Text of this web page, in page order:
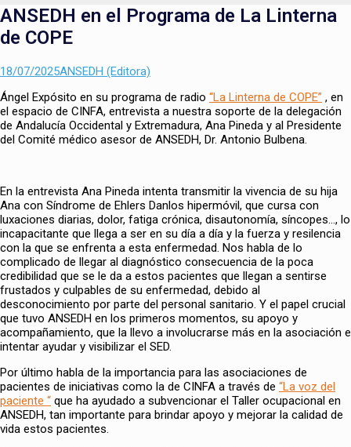
ANSEDH en el Programa de La Linterna
de COPE
Enviado
18/07/2025Autor
ANSEDH (Editora)
Ángel Expósito en su programa de radio “La Linterna de COPE” , en
el espacio de CINFA, entrevista a nuestra soporte de la delegación
de Andalucía Occidental y Extremadura, Ana Pineda y al Presidente
del Comité médico asesor de ANSEDH, Dr. Antonio Bulbena.
En la entrevista Ana Pineda intenta transmitir la vivencia de su hija
Ana con Síndrome de Ehlers Danlos hipermóvil, que cursa con
luxaciones diarias, dolor, fatiga crónica, disautonomía, síncopes…, lo
incapacitante que llega a ser en su día a día y la fuerza y resilencia
con la que se enfrenta a esta enfermedad. Nos habla de lo
complicado de llegar al diagnóstico consecuencia de la poca
credibilidad que se le da a estos pacientes que llegan a sentirse
frustados y culpables de su enfermedad, debido al
desconocimiento por parte del personal sanitario. Y el papel crucial
que tuvo ANSEDH en los primeros momentos, su apoyo y
acompañamiento, que la llevo a involucrarse más en la asociación e
intentar ayudar y visibilizar el SED.
Por último habla de la importancia para las asociaciones de
pacientes de iniciativas como la de CINFA a través de “La voz del
paciente “ que ha ayudado a subvencionar el Taller ocupacional en
ANSEDH, tan importante para brindar apoyo y mejorar la calidad de
vida estos pacientes.